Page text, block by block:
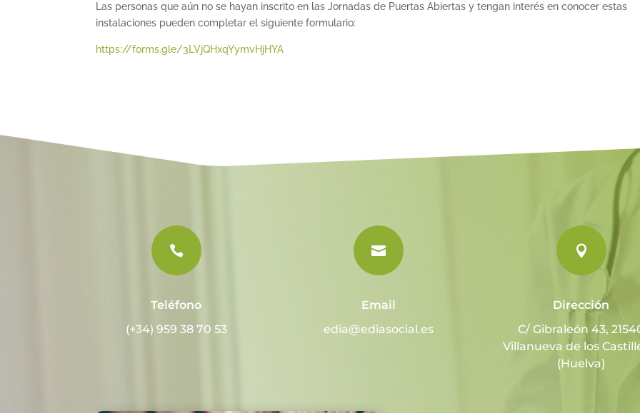
Las personas que aún no se hayan inscrito en las Jornadas de Puertas Abiertas y tengan interés en conocer estas
instalaciones pueden completar el siguiente formulario:
https://forms.gle/3LVjQHxqYymvHjHYA

Teléfono
(+34) 959 38 70 53

Email
edia@ediasocial.es

Dirección
C/ Gibraleón 43,
Villanueva de los
(Huelva)